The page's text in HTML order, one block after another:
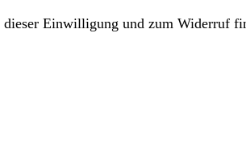
Einwilligung und zum Widerruf